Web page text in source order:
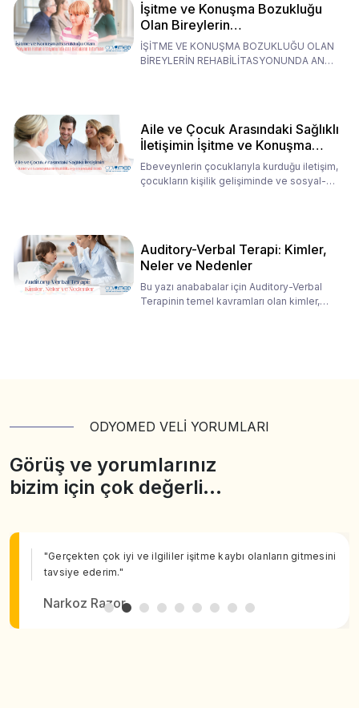
İşitme ve Konuşma Bozukluğu
Olan Bireylerin
Rehabilitasyonunda Ana
Babaların Tutumları
İŞİTME VE KONUŞMA BOZUKLUĞU OLAN
BİREYLERİN REHABİLİTASYONUNDA ANA
Aile ve Çocuk Arasındaki Sağlıklı
İletişimin İşitme ve Konuşma
Rehabilitasyonundaki Rolü
Ebeveynlerin çocuklarıyla kurduğu iletişim,
çocukların kişilik gelişiminde ve sosyal-
Auditory-Verbal Terapi: Kimler,
Neler ve Nedenler
Bu yazı anababalar için Auditory-Verbal
Terapinin temel kavramları olan kimler,
ODYOMED VELİ YORUMLARI
Görüş ve yorumlarınız
bizim için çok değerli…
"Gerçekten çok iyi ve ilgililer işitme kaybı olanların gitmesini
tavsiye ederim."
Narkoz Razor